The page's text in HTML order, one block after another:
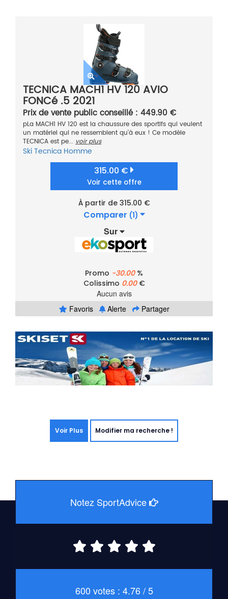
TECNICA MACH1 HV 120 AVIO
FONCé .5 2021
Prix de vente public conseillé : 449.90 €
pLa MACH1 HV 120 est la chaussure des sportifs qui veulent
un matériel qui ne ressemblent qu’à eux ! Ce modèle
TECNICA est pe... voir plus
SkiTecnica Homme
315.00 €
Voir cette offre
À partir de 315.00 €
Comparer (1)
Sur
Promo -30.00%
Colissimo 0.00€
Aucun avis
Favoris
Alerte Partager
Voir Plus Modifier ma recherche !
Notez SportAdvice
600 votes : 4.76 / 5